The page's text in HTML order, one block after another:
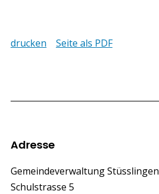
drucken Seite als PDF
Footer
Adresse
Gemeindeverwaltung Stüsslingen
Schulstrasse 5